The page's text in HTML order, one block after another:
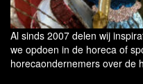
Al sinds 2007 delen wij
we opdoen in de horeca of
horecaondernemers over de